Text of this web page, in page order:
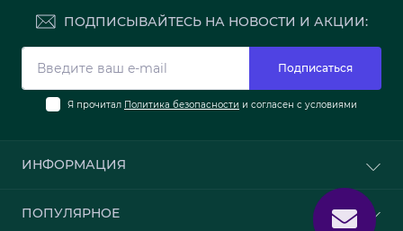
ПОДПИСЫВАЙТЕСЬ НА НОВОСТИ И АКЦИИ:
Подписаться
Я прочитал Политика безопасности и согласен с условиями
ИНФОРМАЦИЯ
Доставка и оплата
ПОПУЛЯРНОЕ